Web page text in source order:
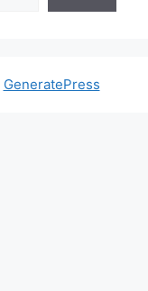
GeneratePress